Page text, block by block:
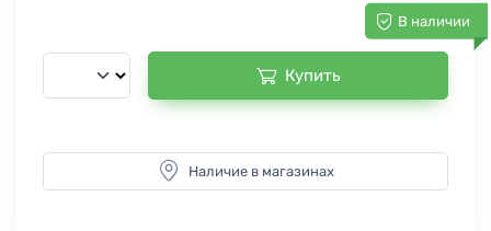
В наличии
Купить
Наличие в магазинах